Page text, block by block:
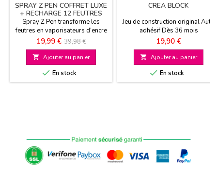
SPRAY Z PEN COFFRET LUXE
+ RECHARGE 12 FEUTRES
OFFERTS
Spray Z Pen transforme les
feutres en vaporisateurs d’encre
! 18 feutres de couleurs dont 2
magiques 8 pochoirs A partir de
5 ans
Prix
19,99 € Prix
de
base
39,98 €
 Ajouter au panier
 En stock
CREA BLOCK
Jeu de construction original Auto
adhésif Dès 36 mois
Prix
19,90 €
 Ajouter au panier
 En stock